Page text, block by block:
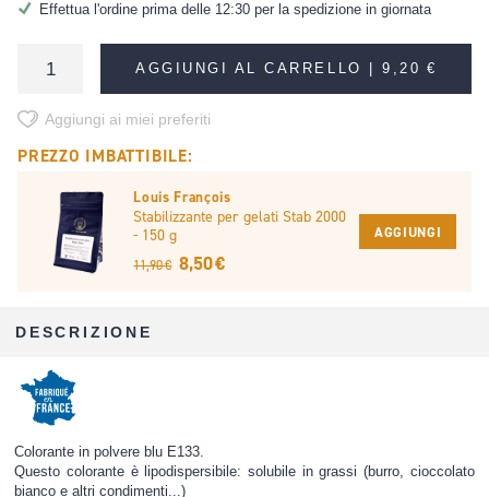
Effettua l'ordine prima delle 12:30 per la spedizione in giornata
AGGIUNGI AL CARRELLO |9,20 €
Aggiungi ai miei preferiti
PREZZO IMBATTIBILE:
Louis François
Stabilizzante per gelati Stab 2000
- 150 g
11,90 € 8,50 €
AGGIUNGI
DESCRIZIONE
Colorante in polvere blu E133.
Questo colorante è lipodispersibile: solubile in grassi (burro, cioccolato
bianco e altri condimenti...)